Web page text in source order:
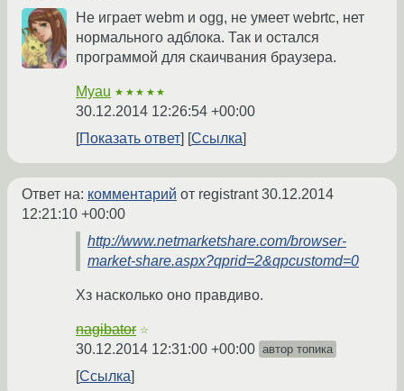
Не играет webm и ogg, не умеет webrtc, нет
нормального адблока. Так и остался
программой для скаичвания браузера.
Myau ★★★★★
30.12.2014 12:26:54 +00:00
Показать ответ
Ссылка
Ответ на: комментарий от registrant30.12.2014
12:21:10 +00:00
http://www.netmarketshare.com/browser-
market-share.aspx?qprid=2&qpcustomd=0
Хз насколько оно правдиво.
nagibator ☆
30.12.2014 12:31:00 +00:00 автор топика
Ссылка